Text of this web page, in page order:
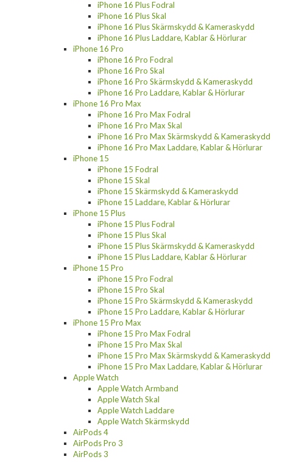
iPhone 16 Plus Fodral
iPhone 16 Plus Skal
iPhone 16 Plus Skärmskydd & Kameraskydd
iPhone 16 Plus Laddare, Kablar & Hörlurar
iPhone 16 Pro
iPhone 16 Pro Fodral
iPhone 16 Pro Skal
iPhone 16 Pro Skärmskydd & Kameraskydd
iPhone 16 Pro Laddare, Kablar & Hörlurar
iPhone 16 Pro Max
iPhone 16 Pro Max Fodral
iPhone 16 Pro Max Skal
iPhone 16 Pro Max Skärmskydd & Kameraskydd
iPhone 16 Pro Max Laddare, Kablar & Hörlurar
iPhone 15
iPhone 15 Fodral
iPhone 15 Skal
iPhone 15 Skärmskydd & Kameraskydd
iPhone 15 Laddare, Kablar & Hörlurar
iPhone 15 Plus
iPhone 15 Plus Fodral
iPhone 15 Plus Skal
iPhone 15 Plus Skärmskydd & Kameraskydd
iPhone 15 Plus Laddare, Kablar & Hörlurar
iPhone 15 Pro
iPhone 15 Pro Fodral
iPhone 15 Pro Skal
iPhone 15 Pro Skärmskydd & Kameraskydd
iPhone 15 Pro Laddare, Kablar & Hörlurar
iPhone 15 Pro Max
iPhone 15 Pro Max Fodral
iPhone 15 Pro Max Skal
iPhone 15 Pro Max Skärmskydd & Kameraskydd
iPhone 15 Pro Max Laddare, Kablar & Hörlurar
Apple Watch
Apple Watch Armband
Apple Watch Skal
Apple Watch Laddare
Apple Watch Skärmskydd
AirPods 4
AirPods Pro 3
AirPods 3